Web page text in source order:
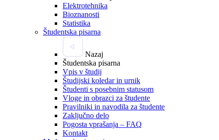
Elektrotehnika
Bioznanosti
Statistika
Študentska pisarna
Nazaj
Študentska pisarna
Vpis v študij
Študijski koledar in urnik
Študenti s posebnim statusom
Vloge in obrazci za študente
Pravilniki in navodila za študente
Zaključno delo
Pogosta vprašanja – FAQ
Kontakt